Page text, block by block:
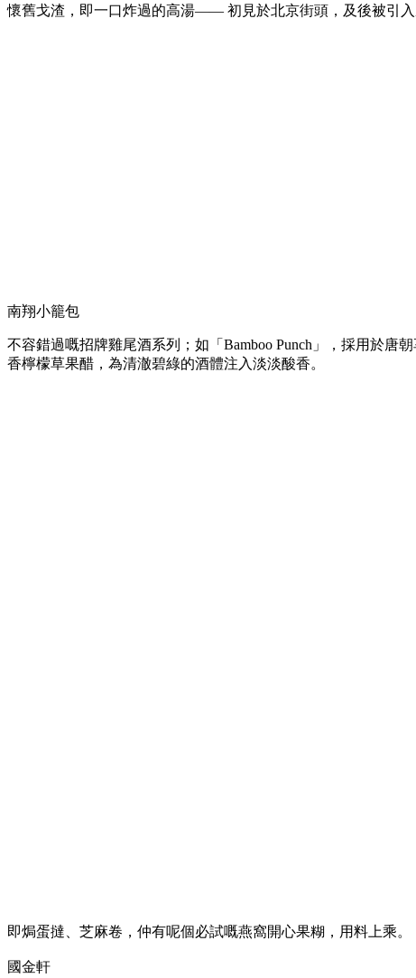
懷舊戈渣，即一口炸過的高湯—— 初見於北京街頭，及後被引入
南翔小籠包
不容錯過嘅招牌雞尾酒系列；如「Bamboo Punch」，採用於唐
香檸檬草果醋，為清澈碧綠的酒體注入淡淡酸香。
即焗蛋撻、芝麻卷，仲有呢個必試嘅燕窩開心果糊，用料上乘。
國金軒